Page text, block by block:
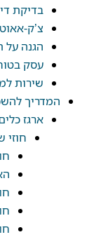
בדיקת
צ’ק-
הגנה על
עסק
שירות
המדריך
ארגז
חוזי